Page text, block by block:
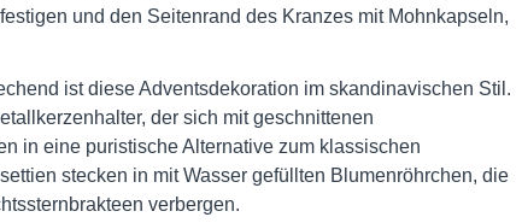
und den Seitenrand des Kranzes mit Mohnkapseln,
ist diese Adventsdekoration im skandinavischen Stil.
der sich mit geschnittenen
in eine puristische Alternative zum klassischen
stecken in mit Wasser gefüllten Blumenröhrchen, die
verbergen.